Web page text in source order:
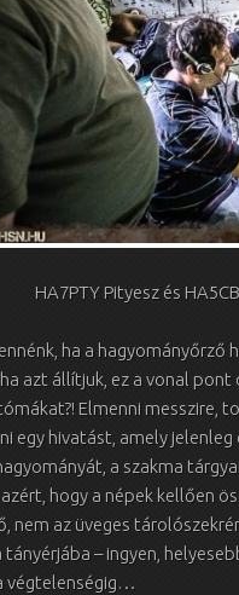
HA7PTY Pityesz és
ha a
azt állítjuk, ez a vonal
Elmenni messzire,
egy hivatást, amely
a szakma
hogy a népek kellően
nem az üveges
– ingyen,
végtelenségig…